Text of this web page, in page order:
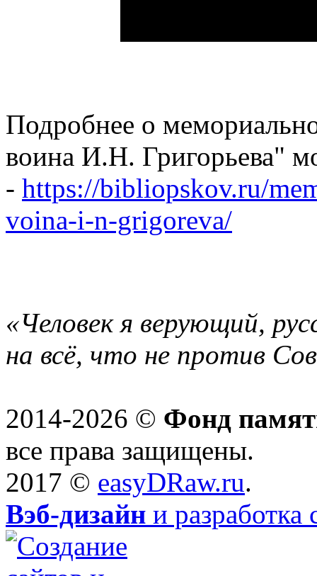
Подробнее о
воина И.Н. Григорьева"
- https://bibliopskov.ru/
voina-i-n-grigoreva/
«Человек я верующий,
на всё, что не против
2014-2026 © Фонд
все права защищены.
2017 © easyDRaw.ru.
Вэб-дизайн и разработка